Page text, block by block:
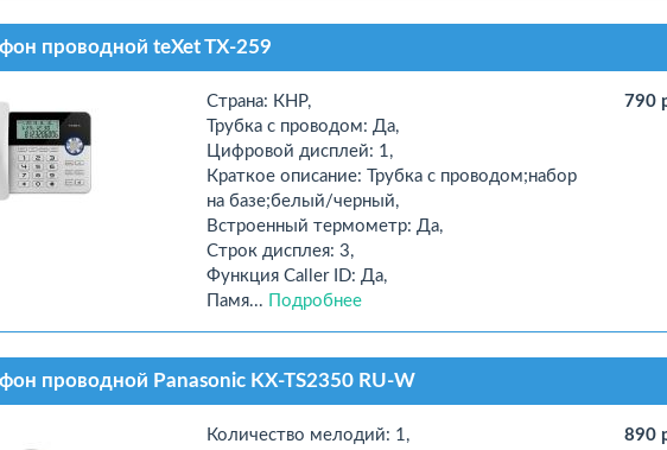
проводной teXet TX-259
Страна: КНР,
Трубка с проводом: Да,
Цифровой дисплей: 1,
Краткое описание: Трубка с проводом;набор
на базе;белый/черный,
Встроенный термометр: Да,
Строк дисплея: 3,
Функция Caller ID: Да,
Памя...
Подробнее
790
проводной Panasonic KX-TS2350 RU-W
Количество мелодий: 1,
890